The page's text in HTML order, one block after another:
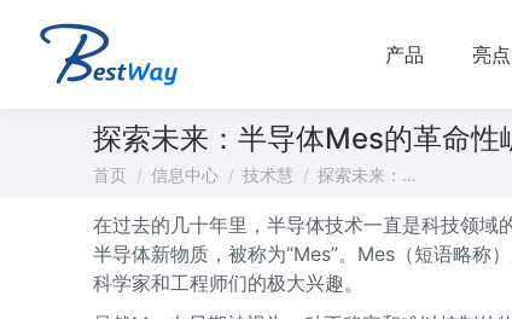
产品 亮点
探索未来：半导体Mes的革命性
您在这里：
首页 信息中心 技术慧 探索未来：…
在过去的几十年里，半导体技术一直是科技领
半导体新物质，被称为“Mes”。Mes（短语略称
科学家和工程师们的极大兴趣。